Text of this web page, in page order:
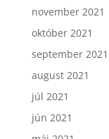
november 2021
október 2021
september 2021
august 2021
júl 2021
jún 2021